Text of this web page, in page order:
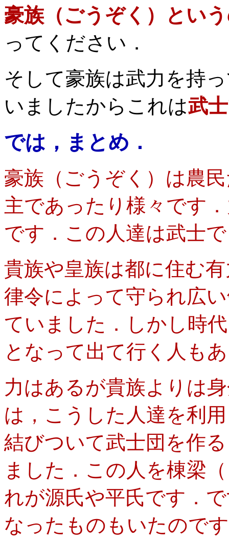
豪族（ごうぞく）とい
ってください．
そして豪族は武力を持
いましたからこれは武
では，まとめ．
豪族（ごうぞく）は農
主であったり様々です
です．この人達は武士
貴族や皇族は都に住む
律令によって守られ広
ていました．しかし時
となって出て行く人も
力はあるが貴族よりは
は，こうした人達を利
結びついて武士団を作
ました．この人を棟梁
れが源氏や平氏です．
なったものもいたので